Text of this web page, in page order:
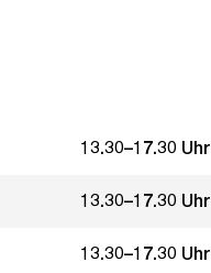
13.30–17.30 Uhr
13.30–17.30 Uhr
13.30–17.30 Uhr